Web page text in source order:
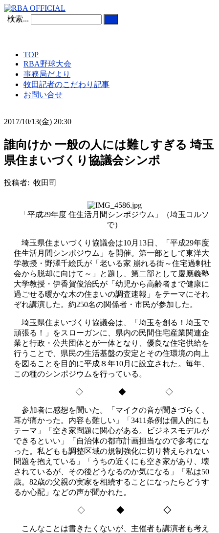
検索...
TOP
RBA野球大会
事務局だより
牧田記者のこだわり記事
お問い合せ
2017/10/13(金) 20:30
誰向けか 一般の人には難しすぎる 埼玉
県住まいづくり協議会シンポ
投稿者: 牧田司
「平成29年度 住生活月間シンポジウム」（埼玉コルソ
で）
埼玉県住まいづくり協議会は10月13日、「平成29年度
住生活月間シンポジウム」を開催。第一部として東洋大
学教授・野澤千絵氏が「老いる家 崩れる街～住宅過剰社
会から脱却に向けて～」と題し、第二部として慶應義塾
大学教授・伊香賀俊治氏が「幼児から高齢者まで健康に
過ごせる暖かな木の住まいの調査速報」をテーマにそれ
ぞれ講演した。約250名の関係者・市民が参加した。
埼玉県住まいづくり協議会は、「埼玉を創る！埼玉で
頑張る！」をスローガンに、県内の民間住宅産業関連企
業と行政・公共団体とが一体となり、優良な住宅供給を
行うことで、県民の生活基盤の安定とその住環境の向上
を図ることを目的に平成８年10月に設立された。毎年、
この種のシンポジウムを行っている。
◇ ◆ ◇
参加者に感想を聞いた。「マイクの音が聞きづらく、
耳が痛かった。内容も難しい」「3411条例は個人的にも
テーマ」「空き家問題に関心がある。ビジネスモデルが
できるといい」「自治体の都市計画担当なので参考にな
った。私どもも調整区域の規制強化に切り替えられない
問題を抱えている」「うちの近くにも空き家があり、壊
されているが、その後どうなるのか気になる」「私は50
歳。82歳の父親の実家を相続することになったらどうす
るか心配」などの声が聞かれた。
◇ ◆ ◇
こんなことは書きたくないが、主催者も講演者も考え